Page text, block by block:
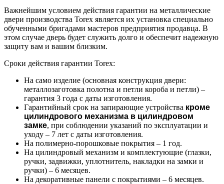
Важнейшим условием действия гарантии на металлические
двери производства Torex является их установка специально
обученными бригадами мастеров предприятия продавца. В
этом случае дверь будет служить долго и обеспечит надежную
защиту вам и вашим близким.
Сроки действия гарантии Torex:
На само изделие (основная конструкция двери:
металлозаготовка полотна и петли короба и петли) –
гарантия 3 года с даты изготовления.
Гарантийный срок на запирающие устройства кроме
цилиндрового механизма в цилиндровом
замке, при соблюдении указаний по эксплуатации и
уходу – 7 лет с даты изготовления.
На полимерно-порошковые покрытия – 1 год.
На цилиндровый механизм и комплектующие (глазки,
ручки, задвижки, уплотнитель, накладки на замки и
ручки) – 6 месяцев.
На декоративные панели с покрытиями – 6 месяцев.